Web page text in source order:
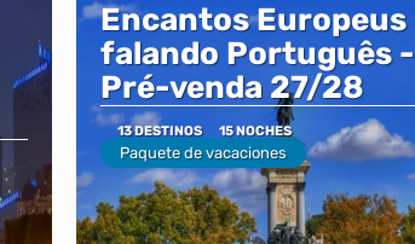
Encantos Europeus
falando Português -
Pré-venda 27/28
13 DESTINOS 15 NOCHES
Paquete de vacaciones